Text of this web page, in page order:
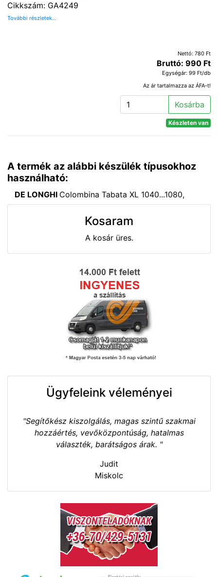
Cikkszám: GA4249
További részletek...
Nettó: 780 Ft
Bruttó: 990 Ft
Egységár: 99 Ft/db
Az ár tartalmazza az ÁFA-t!
Kosárba
Készleten van
A termék az alábbi készülék típusokhoz
használható:
DE LONGHI Colombina Tabata XL 1040...1080,
Kosaram
A kosár üres.
Ügyfeleink véleményei
"Segítőkész kiszolgálás, magas szintű szakmai
hozzáértés, vevőközpontúság, hatalmas
választék, barátságos árak. "
Judit
Miskolc